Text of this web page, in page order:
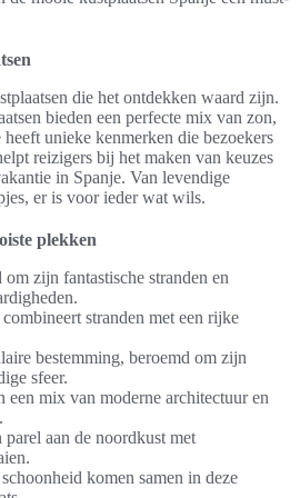
die het ontdekken waard zijn.
bieden een perfecte mix van zon,
unieke kenmerken die bezoekers
reizigers bij het maken van keuzes
in Spanje. Van levendige
er is voor ieder wat wils.
plekken
om zijn fantastische stranden en
stranden met een rijke
bestemming, beroemd om zijn
sfeer.
een mix van moderne architectuur en
parel aan de noordkust met
komen samen in deze